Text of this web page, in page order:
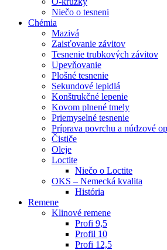
Niečo o tesneni
Chémia
Mazivá
Zaisťovanie závitov
Tesnenie trubkových závitov
Upevňovanie
Plošné tesnenie
Sekundové lepidlá
Konštrukčné lepenie
Kovom plnené tmely
Priemyselné tesnenie
Príprava povrchu a núdzové
Čističe
Oleje
Loctite
Niečo o Loctite
OKS – Nemecká kvalita
História
Remene
Klinové remene
Profi 9,5
Profil 10
Profi 12,5